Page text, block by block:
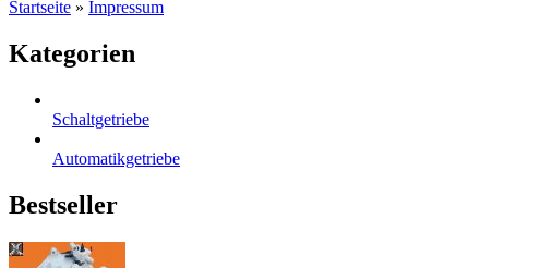
Startseite » Impressum
Kategorien
Schaltgetriebe
Automatikgetriebe
Bestseller